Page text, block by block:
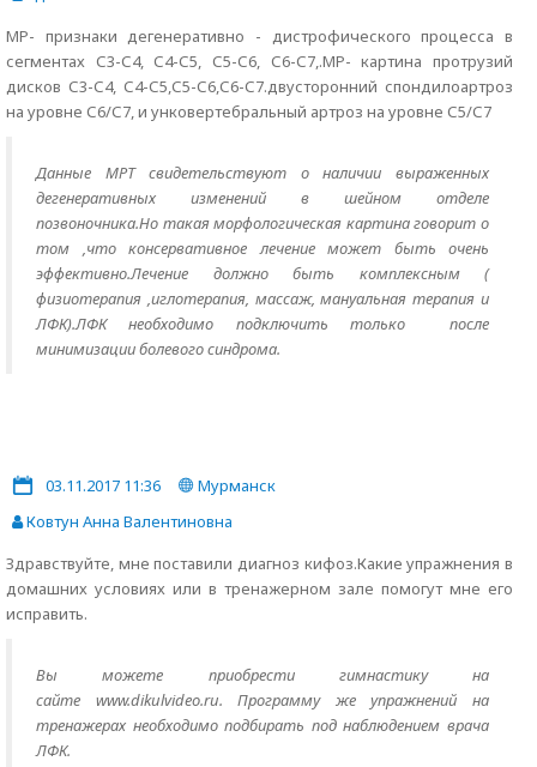
МР- признаки дегенеративно - дистрофического процесса в
сегментах С3-С4, С4-С5, С5-С6, С6-С7,.МР- картина протрузий
дисков С3-С4, С4-С5,С5-С6,С6-С7.двусторонний спондилоартроз
на уровне С6/С7, и унковертебральный артроз на уровне С5/С7
Данные МРТ свидетельствуют о наличии выраженных
дегенеративных изменений в шейном отделе
позвоночника.Но такая морфологическая картина говорит о
том ,что консервативное лечение может быть очень
эффективно.Лечение должно быть комплексным (
физиотерапия ,иглотерапия, массаж, мануальная терапия и
ЛФК).ЛФК необходимо подключить только после
минимизации болевого синдрома.
03.11.2017 11:36
Мурманск
Ковтун Анна Валентиновна
Здравствуйте, мне поставили диагноз кифоз.Какие упражнения в
домашних условиях или в тренажерном зале помогут мне его
исправить.
Вы можете приобрести гимнастику на
сайте www.dikulvideo.ru. Программу же упражнений на
тренажерах необходимо подбирать под наблюдением врача
ЛФК.